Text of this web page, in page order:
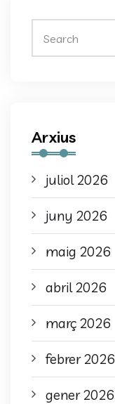
Arxius
juliol 2026
juny 2026
maig 2026
abril 2026
març 2026
febrer 2026
gener 2026